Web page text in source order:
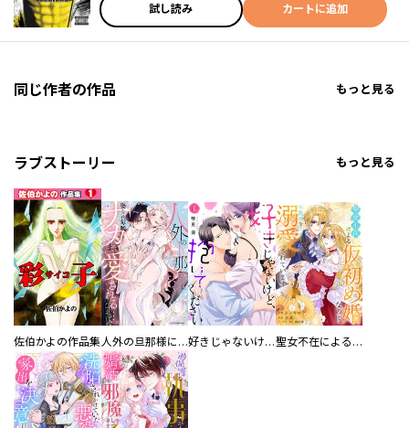
試し読み カートに追加
同じ作者の作品 もっと見る
ラブストーリー もっと見る
佐伯かよの作品集 人外の旦那様に娶られ毎晩ナカまで愛される…。アンソロジー 好きじゃないけど、抱いてください【電子単行本版／特典おまけ付き】 聖女不在による仮初め婚なのに、不器用な王太子に溺愛されています【電子単行本版／特典おまけ付き】